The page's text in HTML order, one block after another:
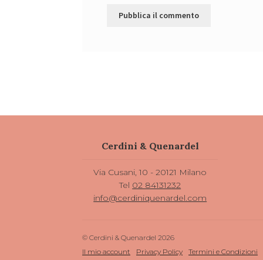
Cerdini & Quenardel
Via Cusani, 10 - 20121 Milano
Tel 02 84131232
info@cerdiniquenardel.com
© Cerdini & Quenardel 2026
Il mio account
Privacy Policy Termini e Condizioni